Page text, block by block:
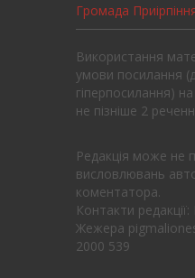
Громада
Використання
умови посилання
гіперпосилання)
не пізніше 2
Редакція може не
висловлювань
коментатора.
Контакти
Жежера
2000 539